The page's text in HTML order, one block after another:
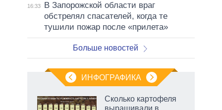
16:33
В Запорожской области враг
обстрелял спасателей, когда те
тушили пожар после «прилета»
Больше новостей
ИНФОГРАФИКА
Сколько картофеля